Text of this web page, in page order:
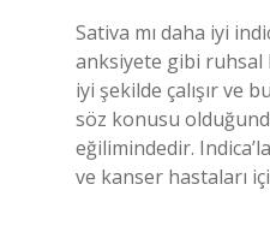
Sativa mı daha iyi
anksiyete gibi ruhsal
iyi şekilde çalışır ve
söz konusu
eğilimindedir.
ve kanser hastaları